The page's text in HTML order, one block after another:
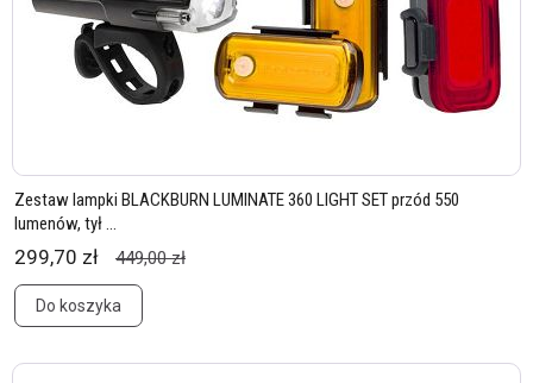
Zestaw lampki BLACKBURN LUMINATE 360 LIGHT SET przód 550
lumenów, tył ...
299,70 zł 449,00 zł
Do koszyka